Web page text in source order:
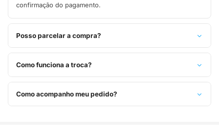
confirmação do pagamento.
Posso parcelar a compra?
Sim, parcelamos em até 10x sem juros no cartão de crédito,
ou pague à vista no Pix com 8% de desconto.
Como funciona a troca?
Você tem 7 dias após o recebimento para solicitar troca.
Basta entrar em contato pelo WhatsApp ou e-mail.
Como acompanho meu pedido?